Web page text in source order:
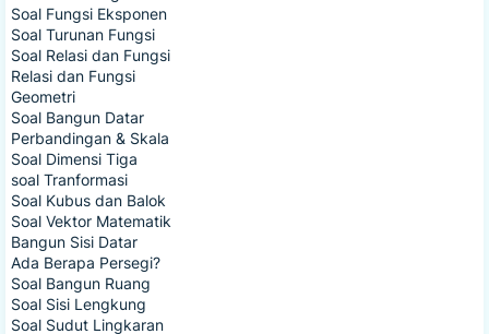
Soal Fungsi Eksponen
Soal Turunan Fungsi
Soal Relasi dan Fungsi
Relasi dan Fungsi
Geometri
Soal Bangun Datar
Perbandingan & Skala
Soal Dimensi Tiga
soal Tranformasi
Soal Kubus dan Balok
Soal Vektor Matematik
Bangun Sisi Datar
Ada Berapa Persegi?
Soal Bangun Ruang
Soal Sisi Lengkung
Soal Sudut Lingkaran